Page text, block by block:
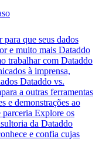
que seus dados
e muito mais Dataddo
trabalhar com Dataddo
à imprensa,
Dataddo vs.
a outras ferramentas
e demonstrações ao
parceria Explore os
da Dataddo
e confia cujas